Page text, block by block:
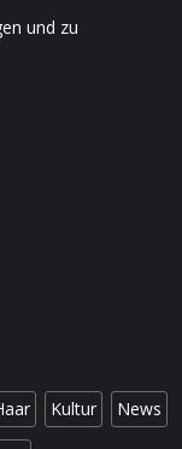
und zu
Kultur News